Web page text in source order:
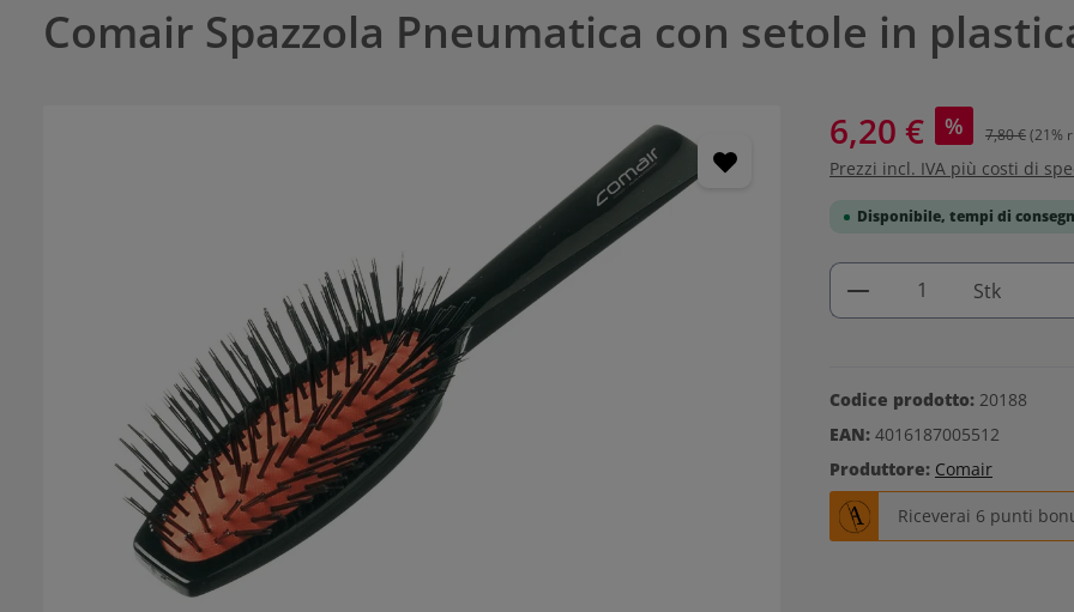
Comair Spazzola Pneumatica con setole in
6,20 € % 7,80 €(21%
Prezzi incl. IVA più costi di
Disponibile, tempi di
Quantità del
Stk
Codice prodotto: 20188
EAN: 4016187005512
Produttore: Comair
Riceverai 6 punti